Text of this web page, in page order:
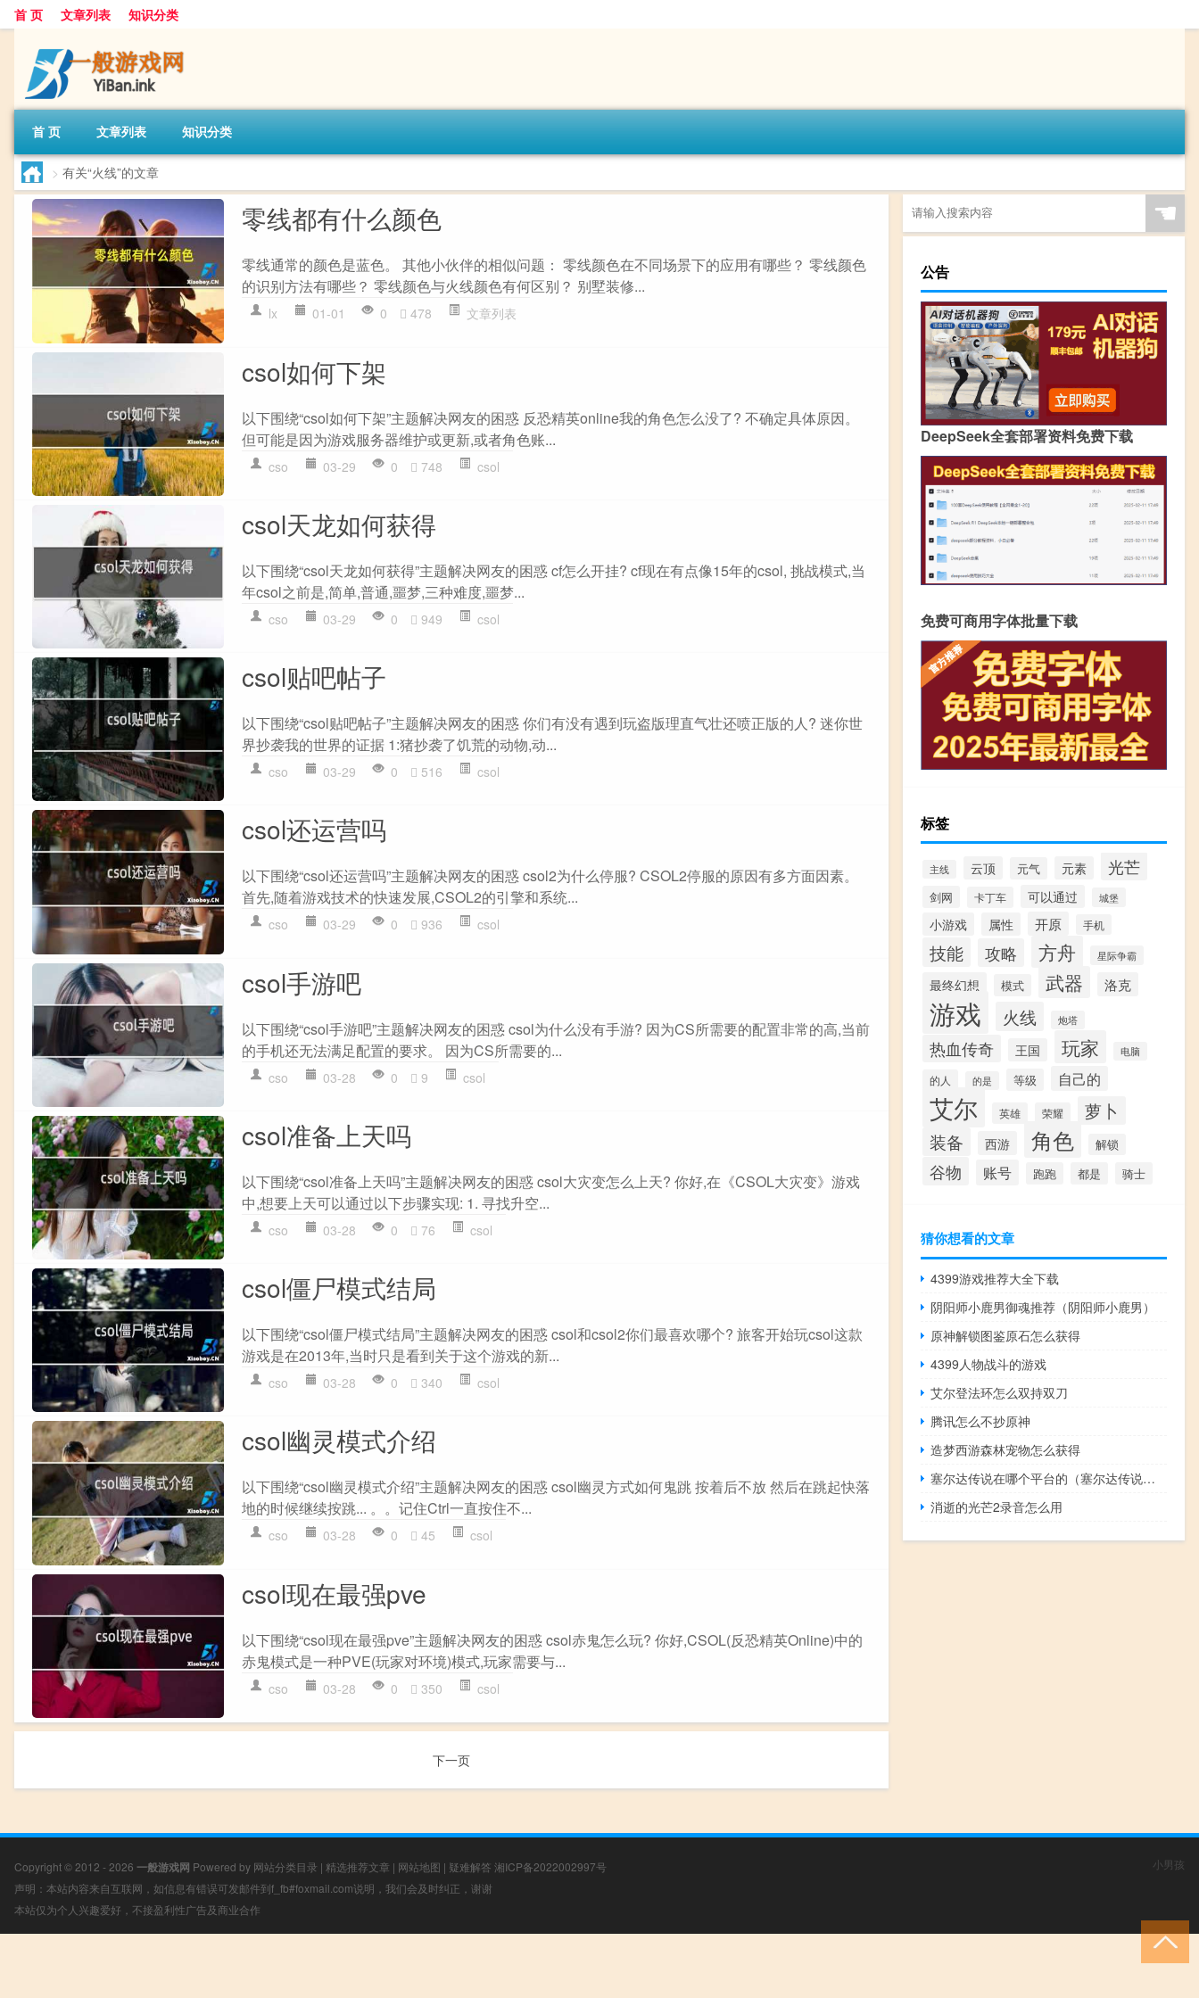
首 页 文章列表 知识分类
首 页 文章列表 知识分类
> 有关“火线”的文章
零线都有什么颜色
零线通常的颜色是蓝色。 其他小伙伴的相似问题： 零线颜色在不同场景下的应用有哪些？ 零线颜色
的识别方法有哪些？ 零线颜色与火线颜色有何区别？ 别墅装修...
lx 01-01 0 478 文章列表
csol如何下架
以下围绕“csol如何下架”主题解决网友的困惑 反恐精英online我的角色怎么没了? 不确定具体原因。
但可能是因为游戏服务器维护或更新,或者角色账...
cso 03-29 0 748 csol
csol天龙如何获得
以下围绕“csol天龙如何获得”主题解决网友的困惑 cf怎么开挂? cf现在有点像15年的csol, 挑战模式,当
年csol之前是,简单,普通,噩梦,三种难度,噩梦...
cso 03-29 0 949 csol
csol贴吧帖子
以下围绕“csol贴吧帖子”主题解决网友的困惑 你们有没有遇到玩盗版理直气壮还喷正版的人? 迷你世
界抄袭我的世界的证据 1:猪抄袭了饥荒的动物,动...
cso 03-29 0 516 csol
csol还运营吗
以下围绕“csol还运营吗”主题解决网友的困惑 csol2为什么停服? CSOL2停服的原因有多方面因素。
首先,随着游戏技术的快速发展,CSOL2的引擎和系统...
cso 03-29 0 936 csol
csol手游吧
以下围绕“csol手游吧”主题解决网友的困惑 csol为什么没有手游? 因为CS所需要的配置非常的高,当前
的手机还无法满足配置的要求。 因为CS所需要的...
cso 03-28 0 9 csol
csol准备上天吗
以下围绕“csol准备上天吗”主题解决网友的困惑 csol大灾变怎么上天? 你好,在《CSOL大灾变》游戏
中,想要上天可以通过以下步骤实现: 1. 寻找升空...
cso 03-28 0 76 csol
csol僵尸模式结局
以下围绕“csol僵尸模式结局”主题解决网友的困惑 csol和csol2你们最喜欢哪个? 旅客开始玩csol这款
游戏是在2013年,当时只是看到关于这个游戏的新...
cso 03-28 0 340 csol
csol幽灵模式介绍
以下围绕“csol幽灵模式介绍”主题解决网友的困惑 csol幽灵方式如何鬼跳 按着后不放 然后在跳起快落
地的时候继续按跳... 。。记住Ctrl一直按住不...
cso 03-28 0 45 csol
csol现在最强pve
以下围绕“csol现在最强pve”主题解决网友的困惑 csol赤鬼怎么玩? 你好,CSOL(反恐精英Online)中的
赤鬼模式是一种PVE(玩家对环境)模式,玩家需要与...
cso 03-28 0 350 csol
下一页
☚
公告
DeepSeek全套部署资料免费下载
免费可商用字体批量下载
标签
主线 云顶 元气 元素 光芒
剑网 卡丁车 可以通过 城堡
小游戏 属性 开原 手机
技能 攻略 方舟 星际争霸
最终幻想 模式 武器 洛克
游戏 火线 炮塔
热血传奇 王国 玩家 电脑
的人 的是 等级 自己的
艾尔 英雄 荣耀
萝卜
装备
西游 角色 解锁
谷物 账号 跑跑 都是 骑士
猜你想看的文章
4399游戏推荐大全下载
阴阳师小鹿男御魂推荐（阴阳师小鹿男）
原神解锁图鉴原石怎么获得
4399人物战斗的游戏
艾尔登法环怎么双持双刀
腾讯怎么不抄原神
造梦西游森林宠物怎么获得
塞尔达传说在哪个平台的（塞尔达传说在哪个平台）
消逝的光芒2录音怎么用
Copyright © 2012 - 2026 一般游戏网 Powered by 网站分类目录 | 精选推荐文章 | 网站地图 | 疑难解答 湘ICP备2022002997号
声明：本站内容来自互联网，如信息有错误可发邮件到f_fb#foxmail.com说明，我们会及时纠正，谢谢
本站仅为个人兴趣爱好，不接盈利性广告及商业合作
小男孩